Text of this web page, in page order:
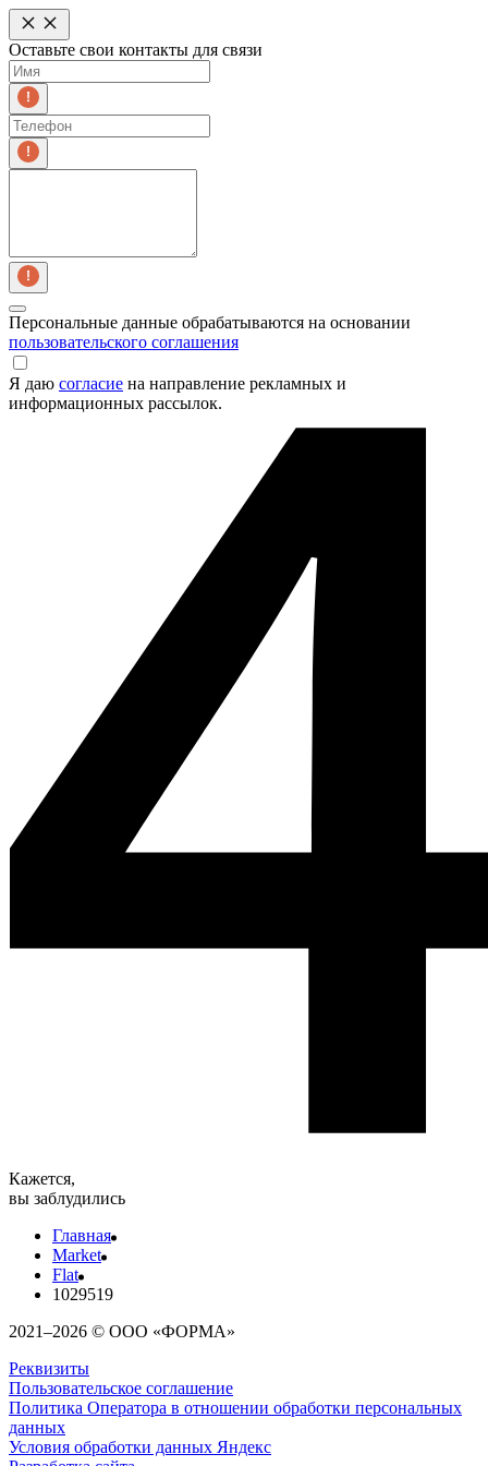
Оставьте свои контакты для связи
Персональные данные обрабатываются на основании
пользовательского соглашения
Я даю согласие на направление рекламных и
информационных рассылок.
Кажется,
вы заблудились
Главная
Market
Flat
1029519
2021–2026 © ООО «ФОРМА»
Реквизиты
Пользовательское соглашение
Политика Оператора в отношении обработки персональных
данных
Условия обработки данных Яндекс